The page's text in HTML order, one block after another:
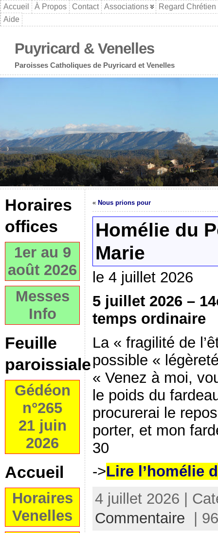
Accueil À Propos Contact Associations
Regard Chrétien
Aide
Puyricard & Venelles
Paroisses Catholiques de Puyricard et Venelles
Horaires
offices
1er au 9
août 2026
Messes
Info
Feuille
paroissiale
Gédéon
n°265
21 juin
2026
Accueil
Horaires
Venelles
« Nous prions pour
Homélie du
Marie
le 4 juillet 2026
5 juillet 2026 –
temps ordinaire
La « fragilité de
possible «
« Venez à moi,
le poids du
procurerai le
porter, et mon
30
->Lire l’homélie
4 juillet 2026 |
Commentaire |